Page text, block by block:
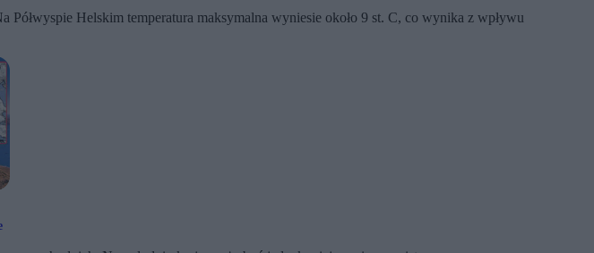
Półwyspie Helskim temperatura maksymalna wyniesie około 9 st. C, co wynika z wpływu